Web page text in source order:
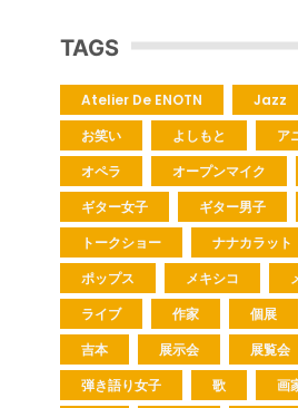
TAGS
Atelier De ENOTN Jazz
お笑い
よしもと
ア
オペラ
オープンマイク
ギター女子
ギター男子
トークショー
ナナカラット
ポップス
メキシコ
ライブ
作家 個展
吉本
展示会 展覧会
弾き語り女子
歌 画